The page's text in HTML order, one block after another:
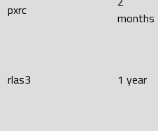
pxrc
months
rlas3 1 year